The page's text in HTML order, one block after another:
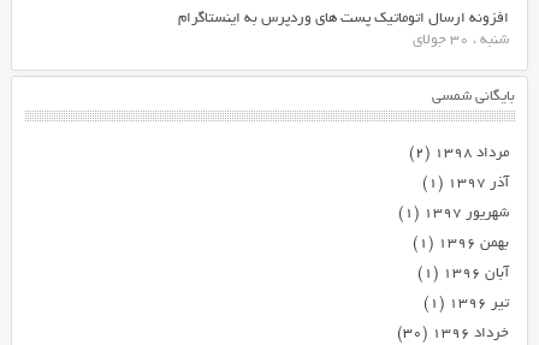
افزونه ارسال اتوماتیک پست های وردپرس به اینستاگرام
شنبه ، 30 جولای
بایگانی شمسی
مرداد ۱۳۹۸
(۲)
آذر ۱۳۹۷
(۱)
شهریور ۱۳۹۷
(۱)
بهمن ۱۳۹۶
(۱)
آبان ۱۳۹۶
(۱)
تیر ۱۳۹۶
(۱)
خرداد ۱۳۹۶
(۳۰)